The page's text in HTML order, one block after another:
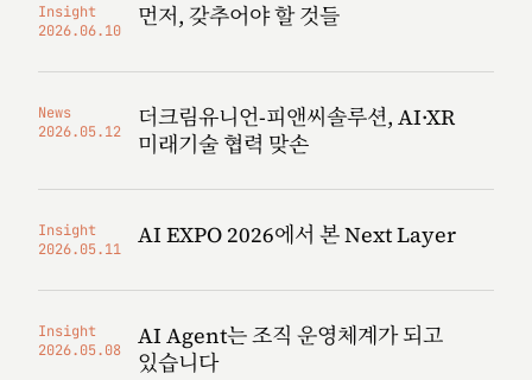
Insight
2026.06.10
먼저, 갖추어야 할 것들
News
2026.05.12
더크림유니언-피앤씨솔루션, AI·XR
미래기술 협력 맞손
Insight
2026.05.11
AI EXPO 2026에서 본 Next Layer
Insight
2026.05.08
AI Agent는 조직 운영체계가 되고
있습니다